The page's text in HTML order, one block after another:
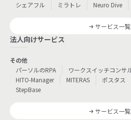
シェアフル
ミラトレ Neuro Dive
サービス一覧
法人向けサービス
その他
パーソルのRPA
ワークスイッチコンサ
HITO-Manager
MITERAS ポスタス
StepBase
サービス一覧